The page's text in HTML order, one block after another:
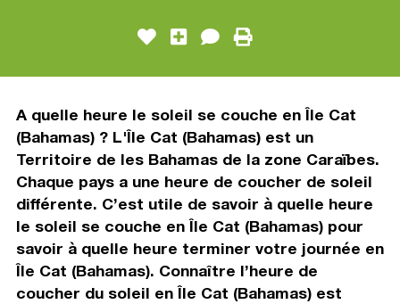
A quelle heure le soleil se couche en Île Cat
(Bahamas) ? L'Île Cat (Bahamas) est un
Territoire de les Bahamas de la zone Caraïbes.
Chaque pays a une heure de coucher de soleil
différente. C’est utile de savoir à quelle heure
le soleil se couche en Île Cat (Bahamas) pour
savoir à quelle heure terminer votre journée en
Île Cat (Bahamas). Connaître l’heure de
coucher du soleil en Île Cat (Bahamas) est